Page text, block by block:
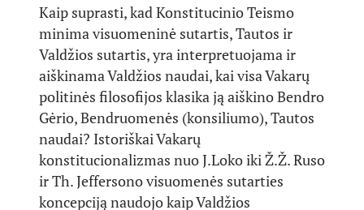
Kaip suprasti, kad Konstitucinio Teismo
minima visuomeninė sutartis, Tautos ir
Valdžios sutartis, yra interpretuojama ir
aiškinama Valdžios naudai, kai visa Vakarų
politinės filosofijos klasika ją aiškino Bendro
Gėrio, Bendruomenės (konsiliumo), Tautos
naudai? Istoriškai Vakarų
konstitucionalizmas nuo J.Loko iki Ž.Ž. Ruso
ir Th. Jeffersono visuomenės sutarties
koncepciją naudojo kaip Valdžios